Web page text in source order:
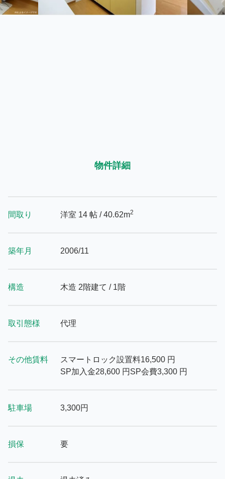
物件詳細
間取り 洋室 14 帖 / 40.62m2
築年月 2006/11
構造 木造 2階建て / 1階
取引態様 代理
その他賃料 スマートロック設置料16,500 円
SP加入金28,600 円 SP会費3,300 円
駐車場 3,300円
損保 要